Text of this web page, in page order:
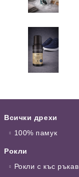
Всички дрехи
100% памук
Рокли
Рокли с къс ръкав